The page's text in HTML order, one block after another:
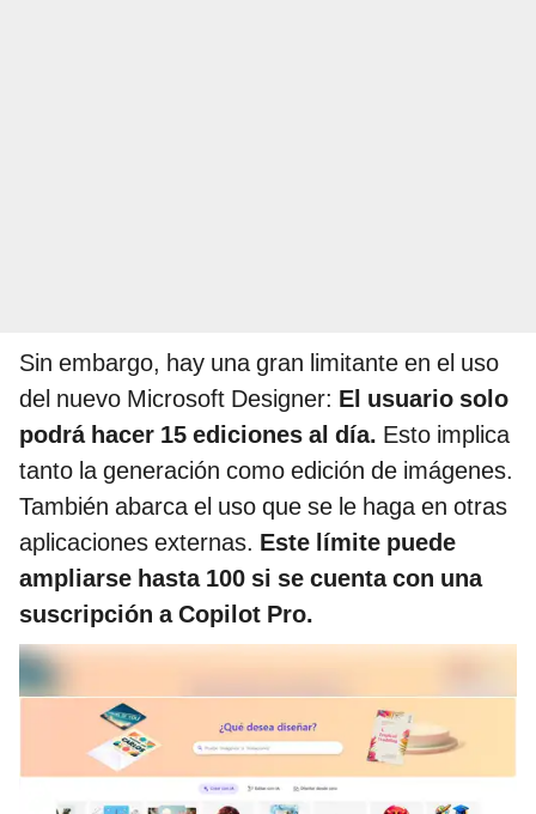
Sin embargo, hay una gran limitante en el uso
del nuevo Microsoft Designer: El usuario solo
podrá hacer 15 ediciones al día. Esto implica
tanto la generación como edición de imágenes.
También abarca el uso que se le haga en otras
aplicaciones externas. Este límite puede
ampliarse hasta 100 si se cuenta con una
suscripción a Copilot Pro.